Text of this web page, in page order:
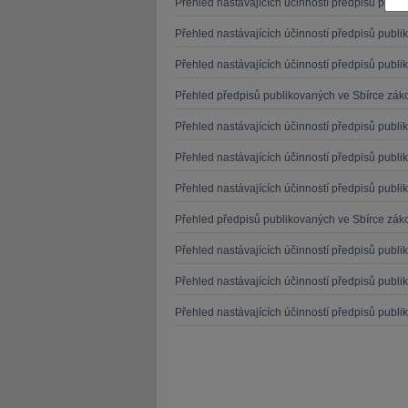
Přehled nastávajících účinností předpisů
Přehled nastávajících účinností předpisů
Přehled nastávajících účinností předpisů
Přehled předpisů publikovaných ve Sbírce
Přehled nastávajících účinností předpisů
Přehled nastávajících účinností předpisů
Přehled nastávajících účinností předpisů
Přehled předpisů publikovaných ve Sbírce
Přehled nastávajících účinností předpisů
Přehled nastávajících účinností předpisů
Přehled nastávajících účinností předpisů
JUDr. Tomáš Nielsen
JUDr.
Kurzy